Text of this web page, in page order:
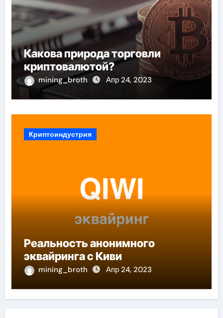
Какова природа торговли
криптовалютой?
mining_broth Апр 24, 2023
Криптоиндустрия
Реальность анонимного
эквайринга с Киви
mining_broth Апр 24, 2023